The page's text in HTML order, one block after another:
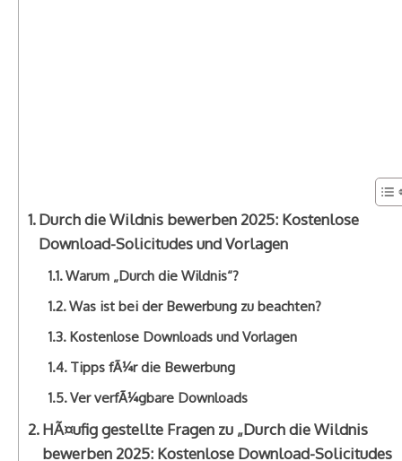
Durch die Wildnis bewerben 2025: Kostenlose
Download-Solicitudes und Vorlagen
Warum „Durch die Wildnis“?
Was ist bei der Bewerbung zu beachten?
Kostenlose Downloads und Vorlagen
Tipps fÃ¼r die Bewerbung
Ver verfÃ¼gbare Downloads
HÃ¤ufig gestellte Fragen zu „Durch die Wildnis
bewerben 2025: Kostenlose Download-Solicitudes